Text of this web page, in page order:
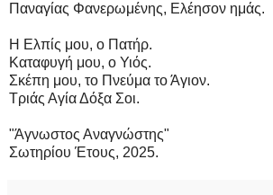
Παναγίας Φανερωμένης, Ελέησον ημάς.
Η Ελπίς μου, ο Πατήρ.
Καταφυγή μου, ο Υιός.
Σκέπη μου, το Πνεύμα το Άγιον.
Τριάς Αγία Δόξα Σοι.
"Άγνωστος Αναγνώστης"
Σωτηρίου Έτους, 2025.